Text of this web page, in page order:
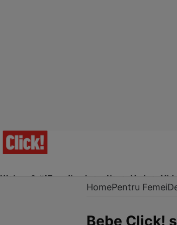
Ultima Oră!Trending Actualitate Vedete
HomePentru Femei
Bebe Click!